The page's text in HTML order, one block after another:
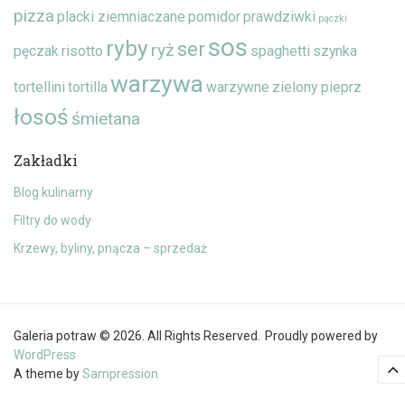
pizza placki ziemniaczane pomidorprawdziwki pączki
pęczakrisotto ryby ryż sersos spaghetti szynka
tortellini tortillawarzywa warzywne zielony pieprz
łosoś śmietana
Zakładki
Blog kulinarny
Filtry do wody
Krzewy, byliny, pnącza – sprzedaż
Galeria potraw © 2026. All Rights Reserved.
Proudly powered by
WordPress
A theme bySampression